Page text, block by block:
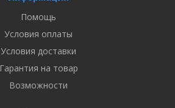
Помощь
Условия оплаты
Условия доставки
Гарантия на товар
Возможности